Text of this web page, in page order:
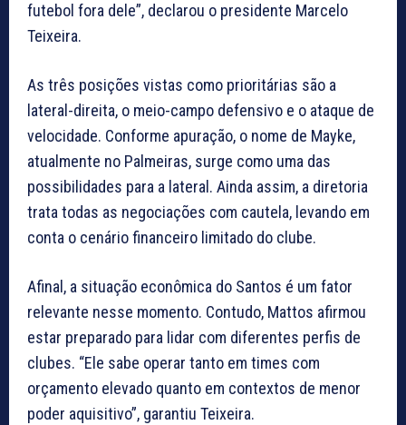
futebol fora dele”, declarou o presidente Marcelo
Teixeira.
As três posições vistas como prioritárias são a
lateral-direita, o meio-campo defensivo e o ataque de
velocidade. Conforme apuração, o nome de Mayke,
atualmente no Palmeiras, surge como uma das
possibilidades para a lateral. Ainda assim, a diretoria
trata todas as negociações com cautela, levando em
conta o cenário financeiro limitado do clube.
Afinal, a situação econômica do Santos é um fator
relevante nesse momento. Contudo, Mattos afirmou
estar preparado para lidar com diferentes perfis de
clubes. “Ele sabe operar tanto em times com
orçamento elevado quanto em contextos de menor
poder aquisitivo”, garantiu Teixeira.